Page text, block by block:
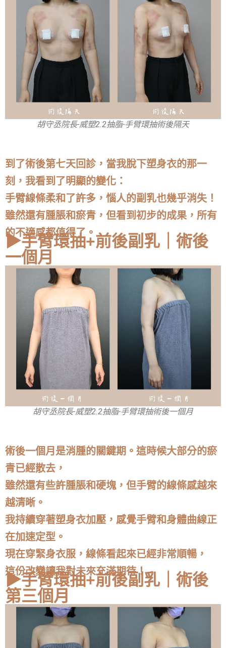
胡守丞院長-威塑2.2抽脂-手臂環抽術後隔天
到了術後第七天回診，當我脫下塑身衣的那一
刻，我看到了明顯的變化：
手臂線條柔和了許多，惱人的副乳也幾乎消失！
雖然還有腫脹和瘀青，但看到初步的成果，所有
的不適感都值得了。
▶手臂環抽+前後副乳｜術後
一個月
胡守丞院長-威塑2.2抽脂-手臂環抽術後一個月
術後一個月是消腫的關鍵期。這時候大部分的瘀
青已經散去，
雖然還有些許腫脹和硬塊，但手臂的線條感越來
越清晰。
我持續穿著塑身衣加壓，感覺手臂和身體曲線正
在加速定型。
現在穿緊身衣服，線條看起來已經非常順暢，
這份改變讓我對未來充滿期待！
▶手臂環抽+前後副乳｜術後
第三個月